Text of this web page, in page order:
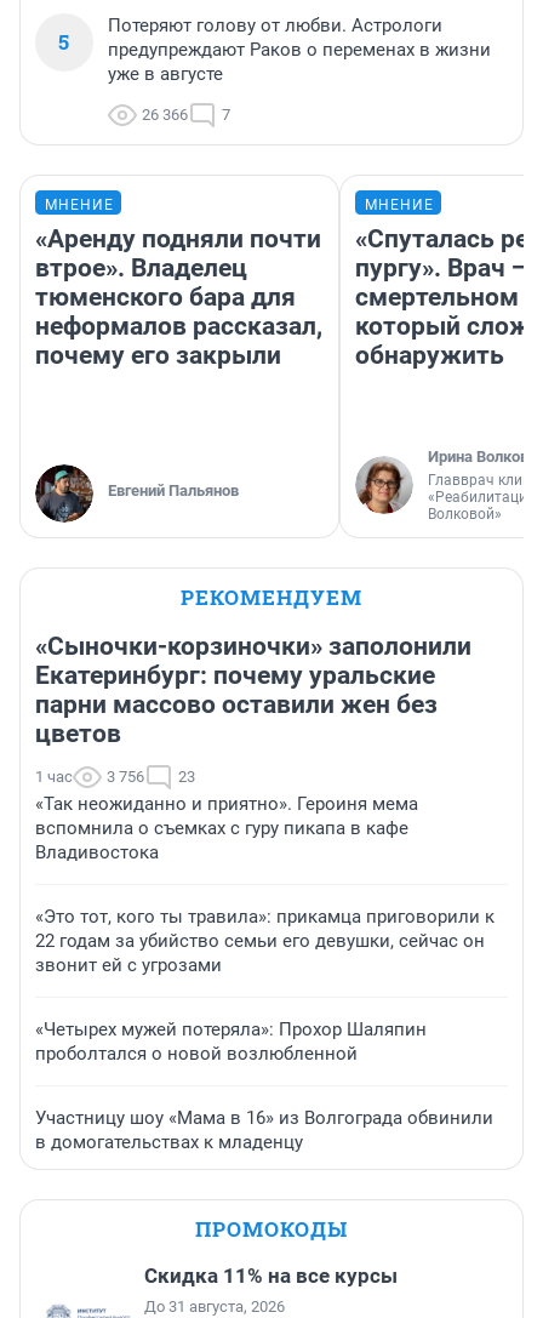
5
Потеряют голову от любви. Астрологи
предупреждают Раков о переменах в жизни
уже в августе
26 366 7
МНЕНИЕ
«Аренду подняли почти
втрое». Владелец
тюменского бара для
неформалов рассказал,
почему его закрыли
Евгений Пальянов
МНЕНИЕ
«Спуталась
пургу». Врач —
смертельном
который
обнаружить
Ирина Волкова
Главврач
«Реабилитация
Волковой»
РЕКОМЕНДУЕМ
«Сыночки-корзиночки» заполонили
Екатеринбург: почему уральские
парни массово оставили жен без
цветов
1 час 3 756 23
«Так неожиданно и приятно». Героиня мема
вспомнила о съемках с гуру пикапа в кафе
Владивостока
«Это тот, кого ты травила»: прикамца приговорили к
22 годам за убийство семьи его девушки, сейчас он
звонит ей с угрозами
«Четырех мужей потеряла»: Прохор Шаляпин
проболтался о новой возлюбленной
Участницу шоу «Мама в 16» из Волгограда обвинили
в домогательствах к младенцу
ПРОМОКОДЫ
Скидка 11% на все курсы
До 31 августа, 2026